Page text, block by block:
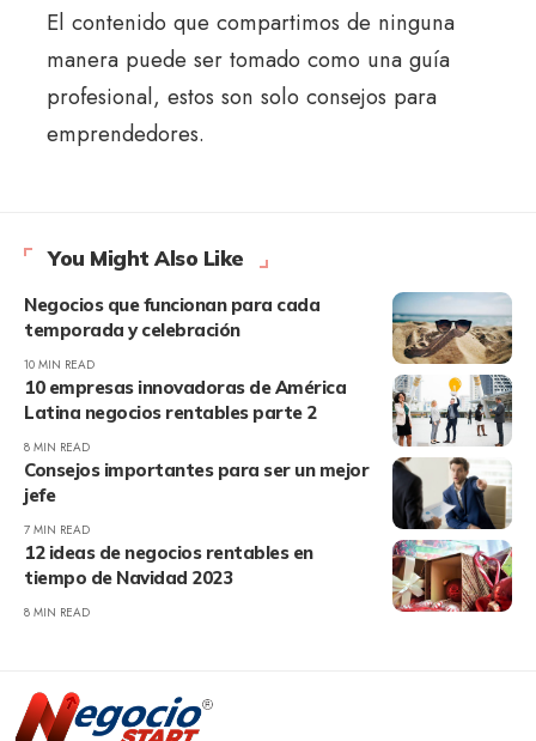
El contenido que compartimos de ninguna
manera puede ser tomado como una guía
profesional, estos son solo consejos para
emprendedores.
You Might Also Like
Negocios que funcionan para cada
temporada y celebración
10 MIN READ
10 empresas innovadoras de América
Latina negocios rentables parte 2
8 MIN READ
Consejos importantes para ser un mejor
jefe
7 MIN READ
12 ideas de negocios rentables en
tiempo de Navidad 2023
8 MIN READ